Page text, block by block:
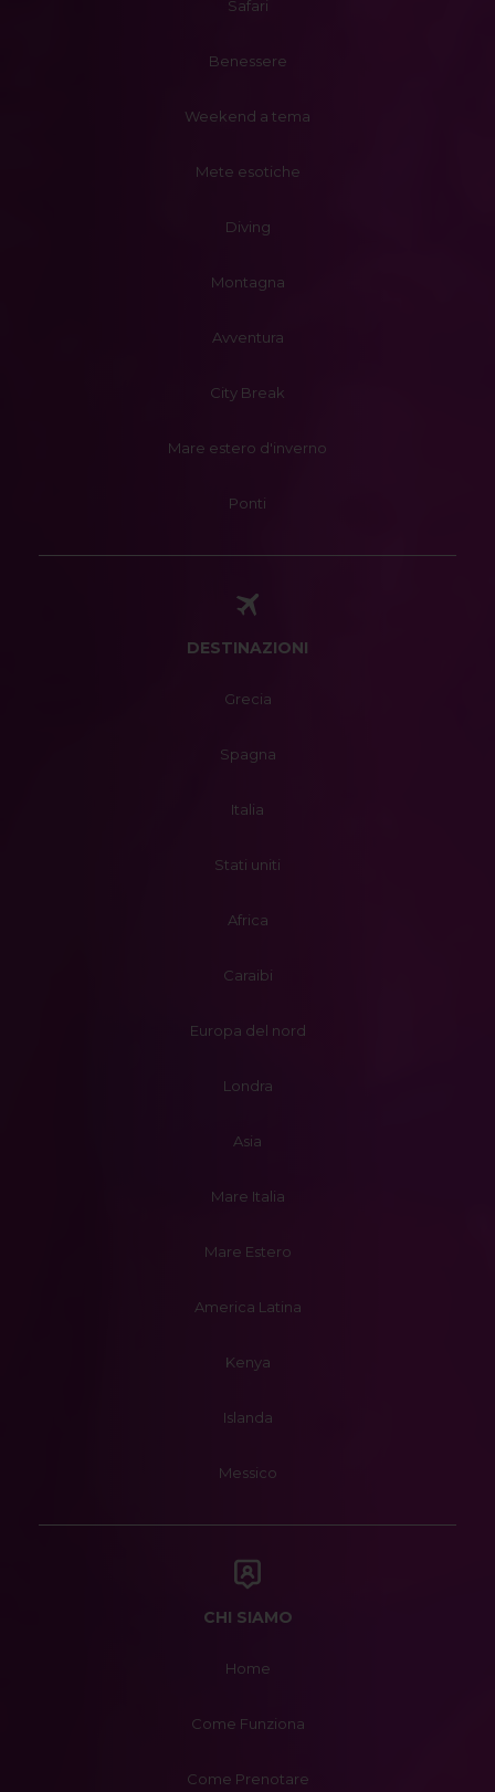
Safari
Benessere
Weekend a tema
Mete esotiche
Diving
Montagna
Avventura
City Break
Mare estero d'inverno
Ponti
DESTINAZIONI
Grecia
Spagna
Italia
Stati uniti
Africa
Caraibi
Europa del nord
Londra
Asia
Mare Italia
Mare Estero
America Latina
Kenya
Islanda
Messico
CHI SIAMO
Home
Come Funziona
Come Prenotare